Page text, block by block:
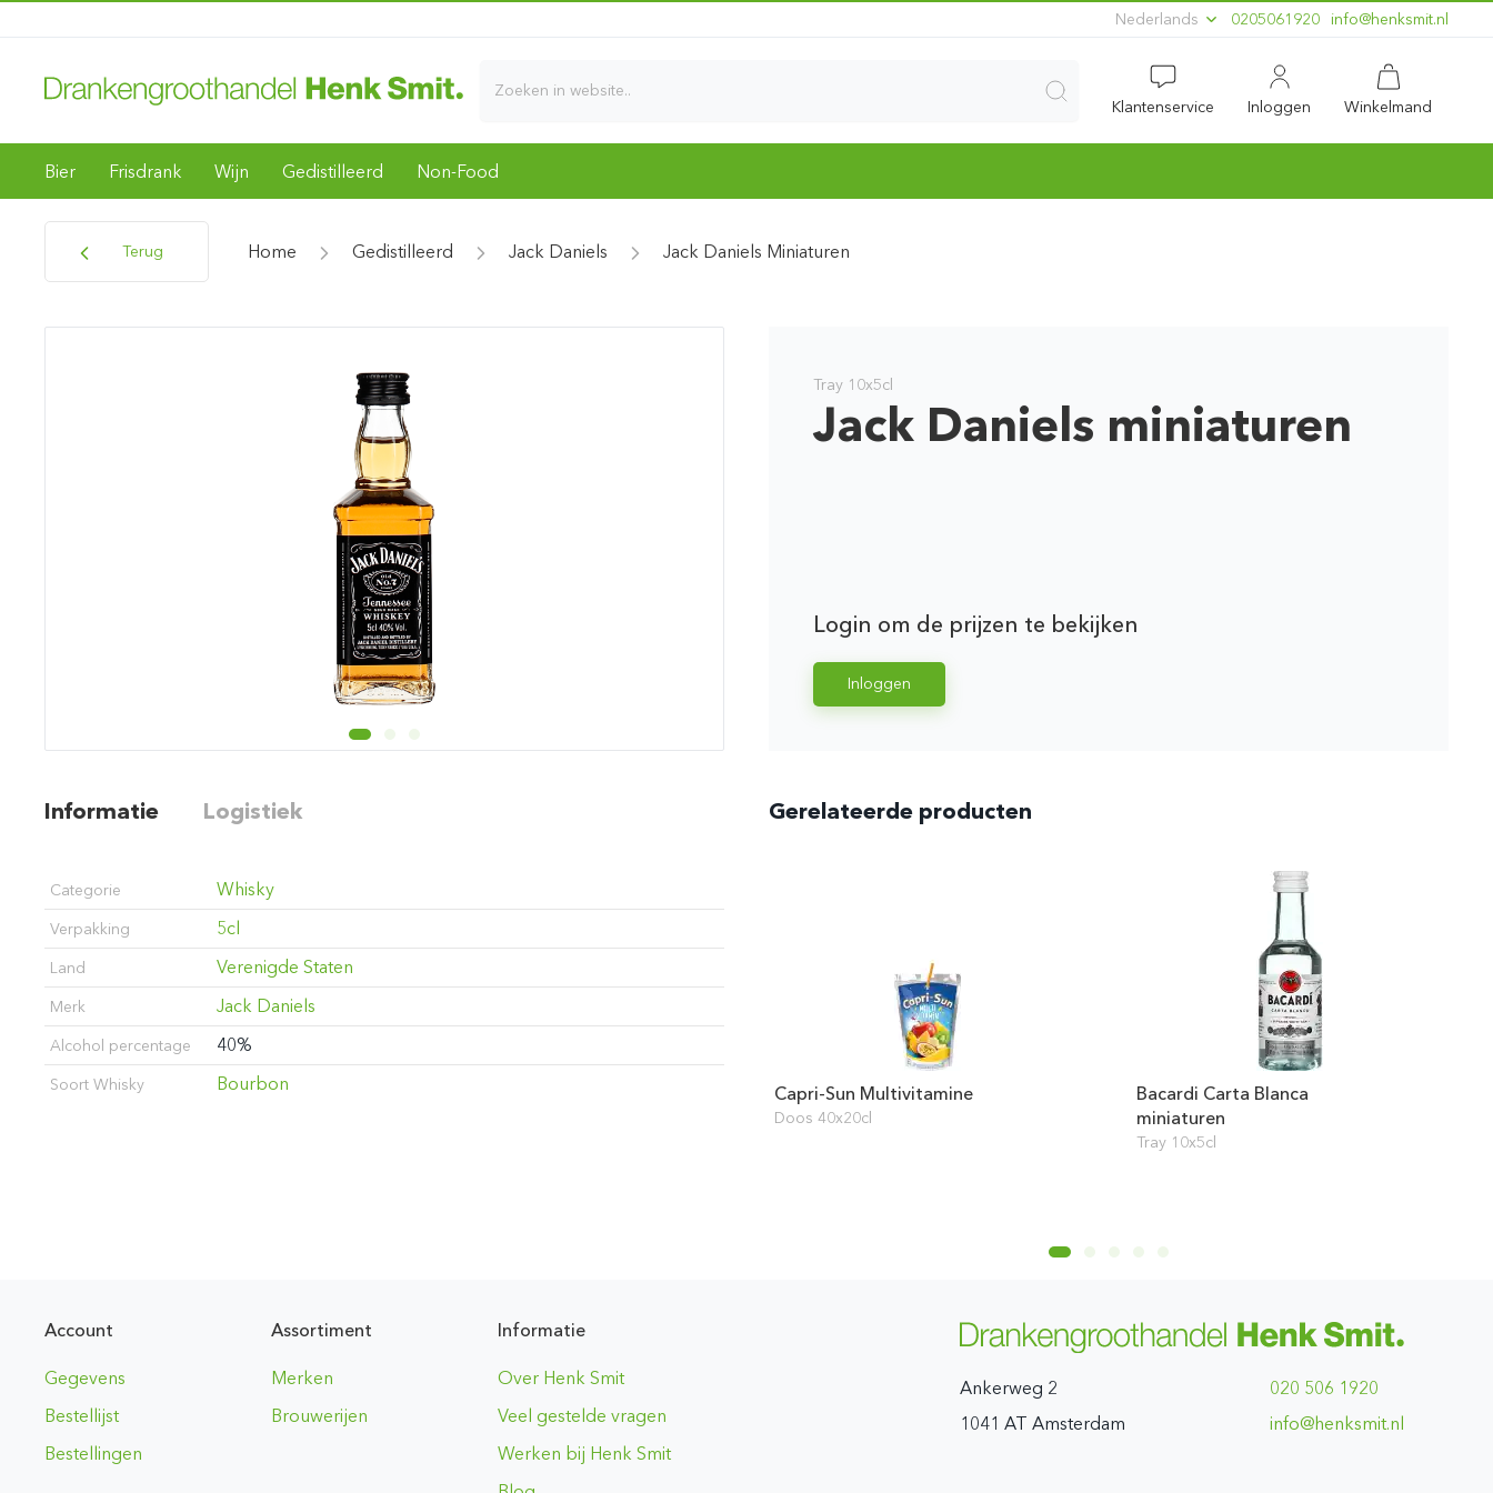
Nederlands 0205061920 ln.timskneh@ofni
Klantenservice Inloggen Winkelmand
Bier Frisdrank Wijn Gedistilleerd Non-Food
Terug Home Gedistilleerd Jack Daniels Jack Daniels Miniaturen
Tray 10x5cl
Jack Daniels miniaturen
Login om de prijzen te bekijken
Inloggen
Informatie Logistiek
Categorie Whisky
Verpakking 5cl
Land Verenigde Staten
Merk Jack Daniels
Alcohol percentage 40%
Soort Whisky Bourbon
Gerelateerde producten
Capri-Sun Multivitamine
Doos 40x20cl
Bacardi Carta Blanca
miniaturen
Tray 10x5cl
Account
Gegevens
Bestellijst
Bestellingen
Assortiment
Merken
Brouwerijen
Informatie
Over Henk Smit
Veel gestelde vragen
Werken bij Henk Smit
Ankerweg 2
1041 AT Amsterdam
020 506 1920
ln.timskneh@ofni